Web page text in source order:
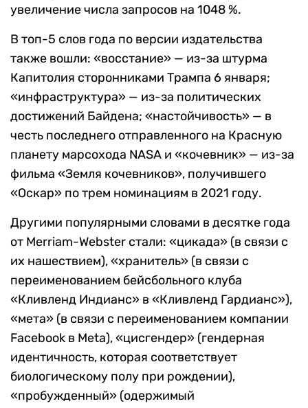
увеличение числа запросов на 1048 %.
В топ-5 слов года по версии издательства
также вошли: «восстание» ­­— из-за штурма
Капитолия сторонниками Трампа 6 января;
«инфраструктура» — из-за политических
достижений Байдена; «настойчивость» ­­— в
честь последнего отправленного на Красную
планету марсохода NASA и «кочевник» — из-за
фильма «Земля кочевников», получившего
«Оскар» по трем номинациям в 2021 году.
Другими популярными словами в десятке года
от Merriam-Webster стали: «цикада» (в связи с
их нашествием), «хранитель» (в связи с
переименованием бейсбольного клуба
«Кливленд Индианс» в «Кливленд Гардианс»),
«мета» (в связи с переименованием компании
Facebook в Meta), «цисгендер» (гендерная
идентичность, которая соответствует
биологическому полу при рождении),
«пробужденный» (одержимый